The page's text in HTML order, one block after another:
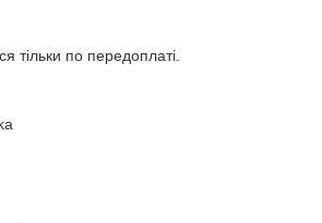
тільки по передоплаті.